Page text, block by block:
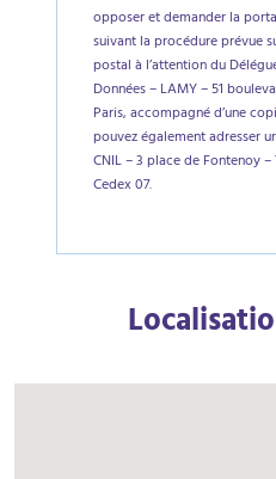
opposer et demander la
suivant la procédure prévue
postal à l’attention du
Données – LAMY – 51
Paris, accompagné d’une
pouvez également adresser
CNIL – 3 place de Fontenoy –
Cedex 07.